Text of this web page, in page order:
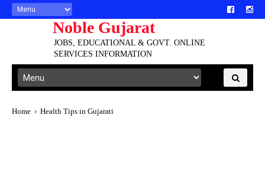
Noble Gujarat
JOBS, EDUCATIONAL & GOVT. ONLINE
SERVICES INFORMATION
Home › Health Tips in Gujarati